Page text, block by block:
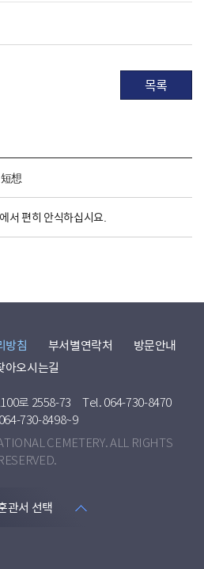
목록
想
서 편히 안식하십시요.
방침 부서별연락처
방문안내
아오시는길
로 2558-73
Tel. 064-730-8470
730-8498~9
CEMETERY. ALL RIGHTS
관서 선택